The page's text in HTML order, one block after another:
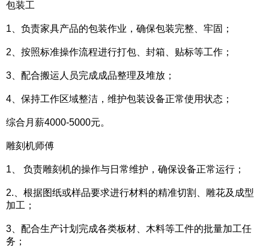
包装工
1、负责家具产品的包装作业，确保包装完整、牢固；
2、按照标准操作流程进行打包、封箱、贴标等工作；
3、配合搬运人员完成成品整理及堆放；
4、保持工作区域整洁，维护包装设备正常使用状态；
综合月薪4000-5000元。
雕刻机师傅
1、 负责雕刻机的操作与日常维护，确保设备正常运行；
2.、根据图纸或样品要求进行材料的精准切割、雕花及成型
加工；
3、配合生产计划完成各类板材、木料等工件的批量加工任
务；